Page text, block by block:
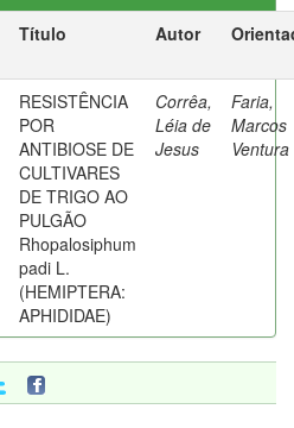
Título Autor
RESISTÊNCIA
POR
ANTIBIOSE DE
CULTIVARES
DE TRIGO AO
PULGÃO
Rhopalosiphum
padi L.
(HEMIPTERA:
APHIDIDAE)
Corrêa,
Léia de
Jesus
Faria,
Marcos
Ventura